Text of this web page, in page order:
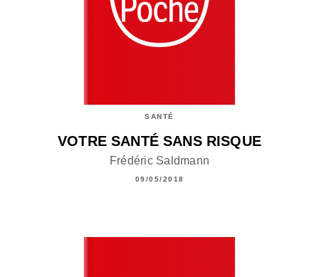
SANTÉ
VOTRE SANTÉ SANS RISQUE
Frédéric Saldmann
09/05/2018